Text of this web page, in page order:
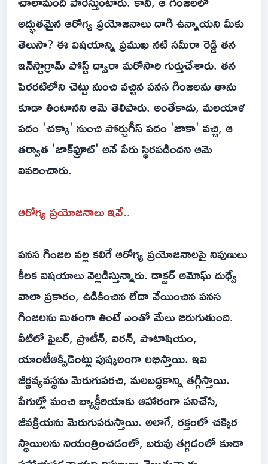
అద్భుతమైన ఆరోగ్య ప్రయోజనాలు దాగి ఉన్నాయని మీకు
తెలుసా? ఈ విషయాన్ని ప్రముఖ నటి సమీరా రెడ్డి తన
ఇన్‌స్టాగ్రామ్ పోస్ట్ ద్వారా మరోసారి గుర్తుచేశారు. తన
పెరరటిలోని చెట్టు నుంచి వచ్చిన పనస గింజలను తాను
కూడా తింటానని ఆమె తెలిపారు. అంతేకాదు, మలయాళ
పదం 'చక్కా' నుంచి పోర్చుగీస్ పదం 'జాకా' వచ్చి, ఆ
తర్వాత 'జాక్‌ఫ్రూట్' అనే పేరు స్థిరపడిందని ఆమె
వివరించారు.
ఆరోగ్య ప్రయోజనాలు ఇవే..
పనస గింజల వల్ల కలిగే ఆరోగ్య ప్రయోజనాలపై నిపుణులు
కీలక విషయాలు వెల్లడిస్తున్నారు. డాక్టర్ అమోఘ్ దుధ్వే
వాలా ప్రకారం, ఉడికించిన లేదా వేయించిన పనస
గింజలను మితంగా తింటే ఎంతో మేలు జరుగుతుంది.
వీటిలో ఫైబర్, ప్రొటీన్, ఐరన్, పొటాషియం,
యాంటీఆక్సిడెంట్లు పుష్కలంగా లభిస్తాయి. ఇవి
జీర్ణవ్యవస్థను మెరుగుపరచి, మలబద్ధకాన్ని తగ్గిస్తాయి.
పేగుల్లో మంచి బ్యాక్టీరియాకు ఆహారంగా పనిచేసి,
జీవక్రియను మెరుగుపరుస్తాయి. అలాగే, రక్తంలో చక్కెర
స్థాయిలను నియంత్రించడంలో, బరువు తగ్గడంలో కూడా